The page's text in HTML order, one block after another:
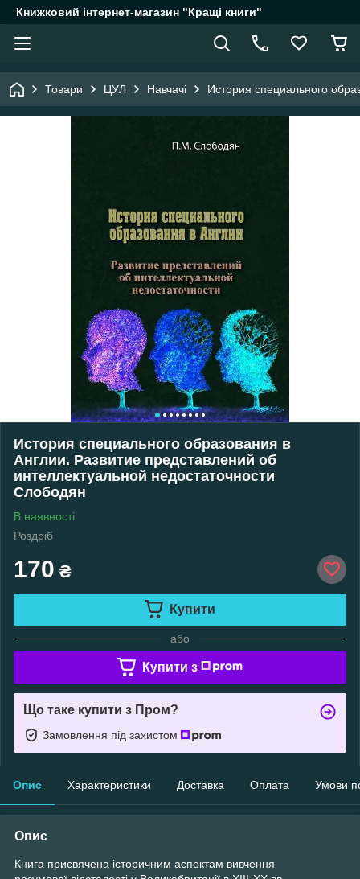
Книжковий інтернет-магазин "Кращі книги"
Товари ЦУЛ Навчачі История специального
История специального образования в
Англии. Развитие представлений об
интеллектуальной недостаточности
Слободян
В наявності
Роздріб
170 ₴
Купити
або
Купити з
Що таке купити з Пром?
Замовлення під захистом
Опис Характеристики Доставка Оплата Умови
Опис
Книга присвячена історичним аспектам вивчення